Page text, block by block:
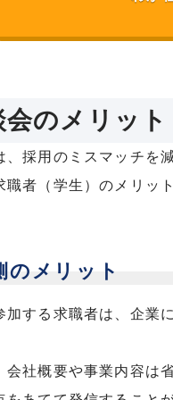
会のメリット
、採用のミスマッチを
職者（学生）のメリッ
のメリット
加する求職者は、企業
会社概要や事業内容は